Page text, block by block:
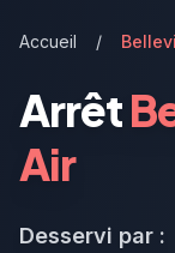
Accueil /
Arrêt
Air
Desservi par :